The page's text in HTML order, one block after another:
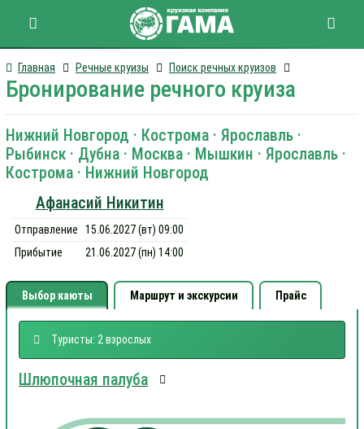
Главная Речные круизы Поиск речных круизов
Бронирование речного круиза
Нижний Новгород · Кострома · Ярославль ·
Рыбинск · Дубна · Москва · Мышкин · Ярославль ·
Кострома · Нижний Новгород
Афанасий Никитин
Отправление
15.06.2027 (вт) 09:00
Прибытие
21.06.2027 (пн) 14:00
Выбор каюты Маршрут и экскурсии Прайс
Туристы: 2 взрослых
Шлюпочная палуба